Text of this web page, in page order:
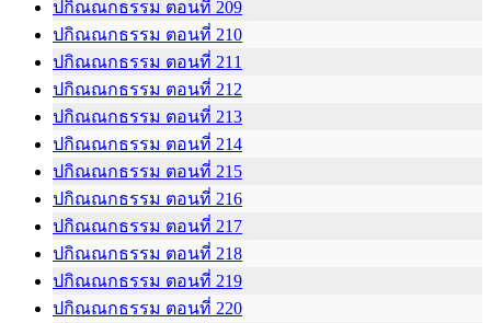
ปกิณณกธรรม ตอนที่ 209
ปกิณณกธรรม ตอนที่ 210
ปกิณณกธรรม ตอนที่ 211
ปกิณณกธรรม ตอนที่ 212
ปกิณณกธรรม ตอนที่ 213
ปกิณณกธรรม ตอนที่ 214
ปกิณณกธรรม ตอนที่ 215
ปกิณณกธรรม ตอนที่ 216
ปกิณณกธรรม ตอนที่ 217
ปกิณณกธรรม ตอนที่ 218
ปกิณณกธรรม ตอนที่ 219
ปกิณณกธรรม ตอนที่ 220